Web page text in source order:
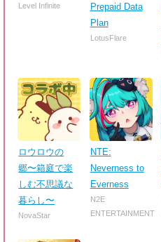
Level Infinite
Prepaid Data
Plan
LotusFlare
ロウロウの
郷〜箱庭で楽
しむ不思議な
暮らし〜
NovaStar
NTE:
Neverness to
Everness
N2E
ENTERTAINMENT